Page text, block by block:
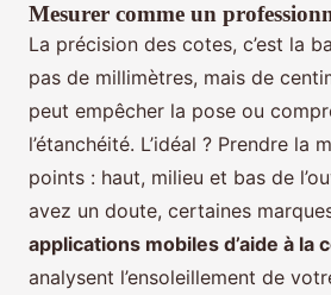
Mesurer comme un
La précision des cotes, c’est la
pas de millimètres, mais de
peut empêcher la pose ou
l’étanchéité. L’idéal ? Prendre la
points : haut, milieu et bas de
avez un doute, certaines
applications mobiles d’aide à la
analysent l’ensoleillement de